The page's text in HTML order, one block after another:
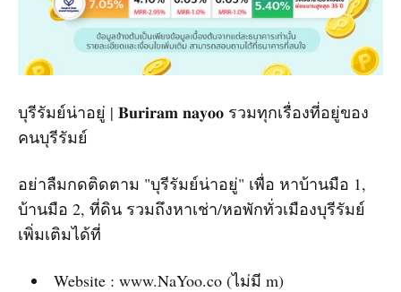
บุรีรัมย์น่าอยู่ | 𝐁𝐮𝐫𝐢𝐫𝐚𝐦 𝐧𝐚𝐲𝐨𝐨 รวมทุกเรื่องที่อยู่ของ
คนบุรีรัมย์
อย่าลืมกดติดตาม "บุรีรัมย์น่าอยู่" เพื่อ หาบ้านมือ 1,
บ้านมือ 2, ที่ดิน รวมถึงหาเช่า/หอพักทั่วเมืองบุรีรัมย์
เพิ่มเติมได้ที่
Website : www.NaYoo.co (ไม่มี m)‌